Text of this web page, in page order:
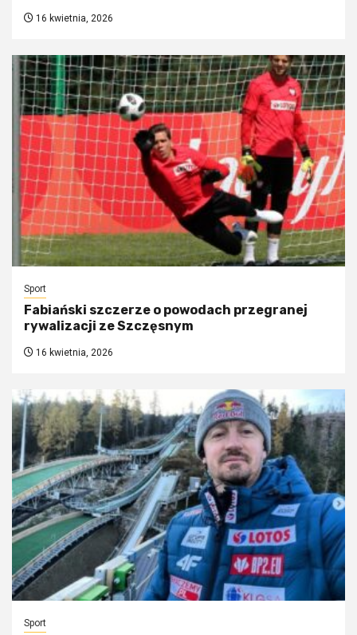
16 kwietnia, 2026
Sport
Fabiański szczerze o powodach przegranej
rywalizacji ze Szczęsnym
16 kwietnia, 2026
Sport